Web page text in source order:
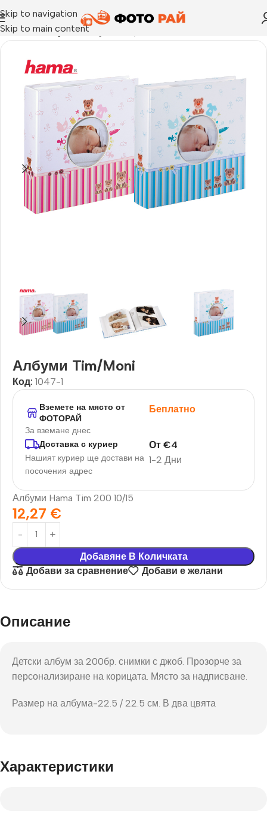
Skip to navigation
Skip to main content
Начало›Албуми›Албуми Tim/Moni
Албуми Tim/Moni
Код: 1047-1
Вземете на място от
ФОТОРАЙ
За вземане днес
Беплатно
Доставка с куриер
Нашият куриер ще достави на
посочения адрес
1-2 Дни
От€4
Албуми Hama Tim 200 10/15
12,27 €
Добавяне В Количката
Добави за сравнение
Добави е желани
Описание
Детски албум за 200бр. снимки с джоб. Прозорче за
персонализиране на корицата. Място за надписване.
Размер на албума-22.5 / 22.5 см. В два цвята
Характеристики